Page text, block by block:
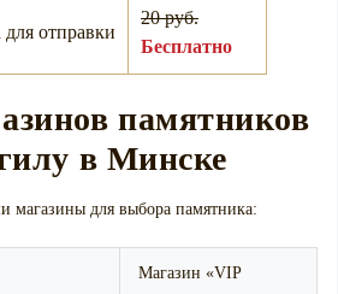
отправки
20 руб.
Бесплатно
памятников
в Минске
магазины для выбора памятника:
Магазин «VIP